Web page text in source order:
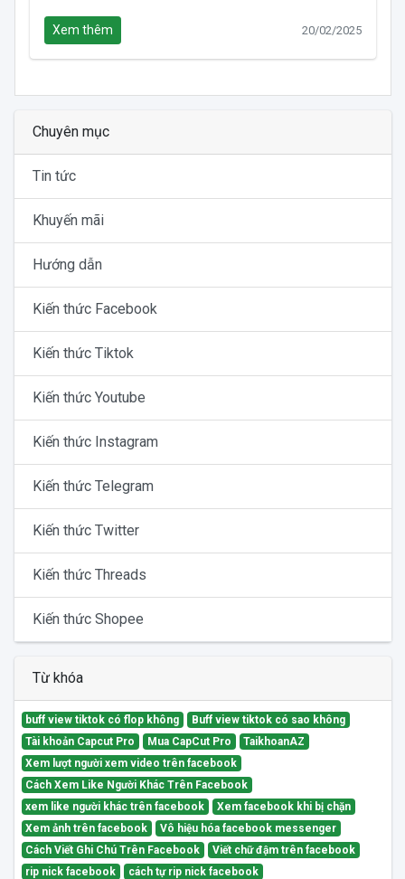
Xem thêm 20/02/2025
Chuyên mục
Tin tức
Khuyến mãi
Hướng dẫn
Kiến thức Facebook
Kiến thức Tiktok
Kiến thức Youtube
Kiến thức Instagram
Kiến thức Telegram
Kiến thức Twitter
Kiến thức Threads
Kiến thức Shopee
Từ khóa
buff view tiktok có flop không
Buff view tiktok có sao không
Tài khoản Capcut Pro
Mua CapCut Pro
TaikhoanAZ
Xem lượt người xem video trên facebook
Cách Xem Like Người Khác Trên Facebook
xem like người khác trên facebook
Xem facebook khi bị chặn
Xem ảnh trên facebook
Vô hiệu hóa facebook messenger
Cách Viết Ghi Chú Trên Facebook
Viết chữ đậm trên facebook
rip nick facebook
cách tự rip nick facebook